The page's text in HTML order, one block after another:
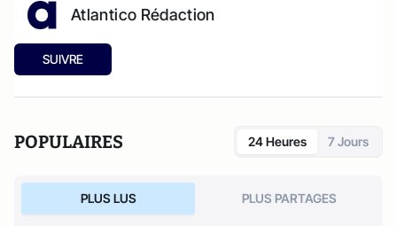
Atlantico Rédaction
SUIVRE
POPULAIRES 24 Heures 7 Jours
PLUS LUS PLUS PARTAGES